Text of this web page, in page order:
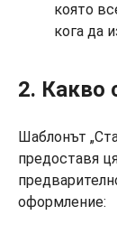
която
кога да
2. Какво
Шаблонът
предоставя
оформление: